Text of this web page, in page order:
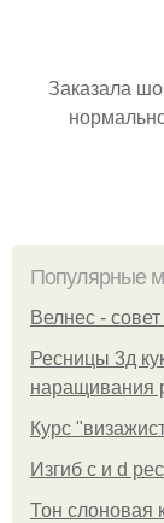
Заказала
Популярные
Велнес -
Ресницы 3д
наращивания
Курс
Изгиб c и d
Тон слоновая